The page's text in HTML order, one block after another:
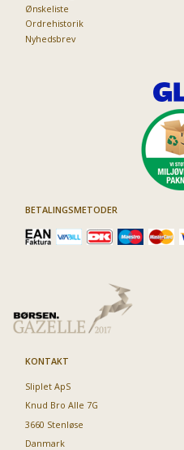
Ønskeliste
Ordrehistorik
Nyhedsbrev
BETALINGSMETODER
KONTAKT
Sliplet ApS
Knud Bro Alle 7G
3660 Stenløse
Danmark